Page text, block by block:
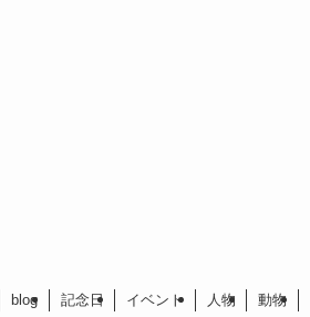
blog 記念日 イベント 人物 動物